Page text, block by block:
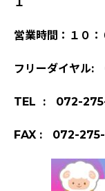
営業時間：１０
フリーダイヤル
TEL : 072-
FAX : 072-